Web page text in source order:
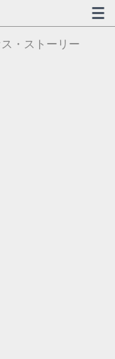
・ストーリー